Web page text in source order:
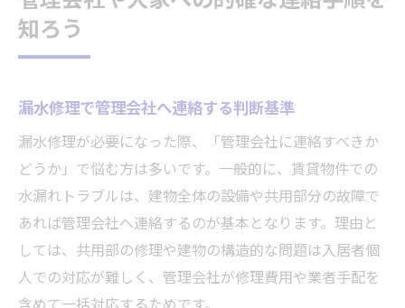
知ろう
漏水修理で管理会社へ連絡する判断基準
漏水修理が必要になった際、「管理会社に連絡すべきか
どうか」で悩む方は多いです。一般的に、賃貸物件での
水漏れトラブルは、建物全体の設備や共用部分の故障で
あれば管理会社へ連絡するのが基本となります。理由と
しては、共用部の修理や建物の構造的な問題は入居者個
人での対応が難しく、管理会社が修理費用や業者手配を
含めて一括対応するためです。